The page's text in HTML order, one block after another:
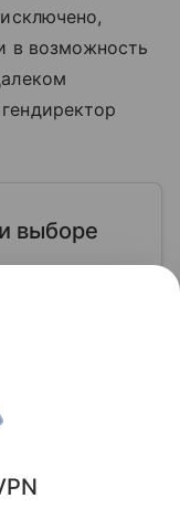
в возможность
выборе
PN